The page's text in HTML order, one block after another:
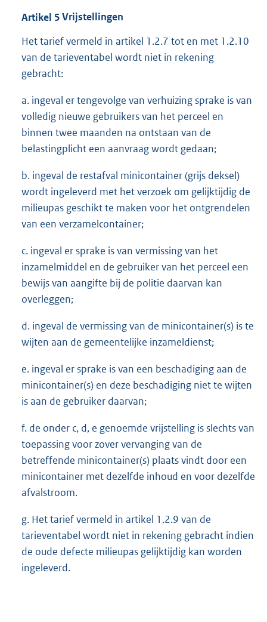
Artikel 5Vrijstellingen
Het tarief vermeld in artikel 1.2.7 tot en met 1.2.10
van de tarieventabel wordt niet in rekening
gebracht:
a. ingeval er tengevolge van verhuizing sprake is van
volledig nieuwe gebruikers van het perceel en
binnen twee maanden na ontstaan van de
belastingplicht een aanvraag wordt gedaan;
b. ingeval de restafval minicontainer (grijs deksel)
wordt ingeleverd met het verzoek om gelijktijdig de
milieupas geschikt te maken voor het ontgrendelen
van een verzamelcontainer;
c. ingeval er sprake is van vermissing van het
inzamelmiddel en de gebruiker van het perceel een
bewijs van aangifte bij de politie daarvan kan
overleggen;
d. ingeval de vermissing van de minicontainer(s) is te
wijten aan de gemeentelijke inzameldienst;
e. ingeval er sprake is van een beschadiging aan de
minicontainer(s) en deze beschadiging niet te wijten
is aan de gebruiker daarvan;
f. de onder c, d, e genoemde vrijstelling is slechts van
toepassing voor zover vervanging van de
betreffende minicontainer(s) plaats vindt door een
minicontainer met dezelfde inhoud en voor dezelfde
afvalstroom.
g. Het tarief vermeld in artikel 1.2.9 van de
tarieventabel wordt niet in rekening gebracht indien
de oude defecte milieupas gelijktijdig kan worden
ingeleverd.